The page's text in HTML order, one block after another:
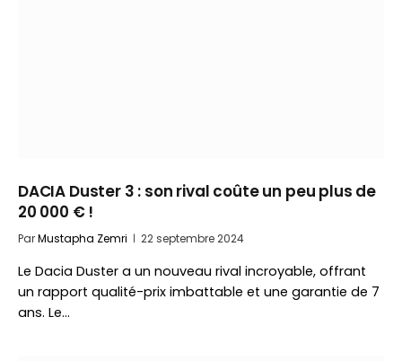
DACIA Duster 3 : son rival coûte un peu plus de
20 000 € !
ParMustapha Zemri 22 septembre 2024
Le Dacia Duster a un nouveau rival incroyable, offrant
un rapport qualité-prix imbattable et une garantie de 7
ans. Le…